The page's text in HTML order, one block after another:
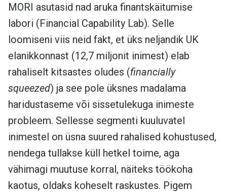
MORI asutasid nad aruka finantskäitumise
labori (Financial Capability Lab). Selle
loomiseni viis neid fakt, et üks neljandik UK
elanikkonnast (12,7 miljonit inimest) elab
rahaliselt kitsastes oludes (financially
squeezed) ja see pole üksnes madalama
haridustaseme või sissetulekuga inimeste
probleem. Sellesse segmenti kuuluvatel
inimestel on üsna suured rahalised kohustused,
nendega tullakse küll hetkel toime, aga
vähimagi muutuse korral, näiteks töökoha
kaotus, oldaks koheselt raskustes. Pigem